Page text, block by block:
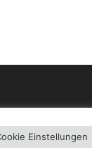
Einstellungen